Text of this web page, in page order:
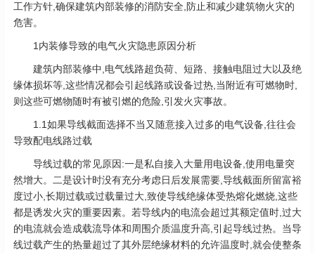
工作方针,确保建筑内部装修的消防安全,防止和减少建筑物火灾的
危害。
1内装修导致的电气火灾隐患原因分析
建筑内部装修中,电气线路超负荷、短路、接触电阻过大以及绝
缘体损坏等,这些情况都会引起线路或设备过热,当附近有可燃物时,
则这些可燃物随时有被引燃的危险,引发火灾事故。
1.1如果导线截面选择不当又随意接入过多的电气设备,往往会
导致配电线路过载
导线过载的常见原因:一是私自接入大量用电设备,使用电量突
然增大。二是设计时没有充分考虑日后发展需要,导线截面所留富裕
度过小,长期过载或过载量过大,致使导线绝缘体受热熔化燃烧,这些
都是诱发火灾的重要因素。若导线内的电流会超过其额定值时,过大
的电流就会造成载流导体和周围介质温度升高,引起导线过热。当导
线过载产生的热量超过了其外层绝缘材料的允许温度时,就会使整条